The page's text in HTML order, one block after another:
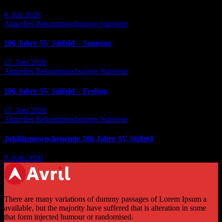
8. Juli 2026
Aktuelles Bekanntmachungen Startseite
106 Jahre SV Sülfeld – Samstag
17. Juni 2026
Aktuelles Bekanntmachungen Startseite
106 Jahre SV Sülfeld – Freitag
17. Juni 2026
Aktuelles Bekanntmachungen Startseite
Jubiläumswochenende 106 Jahre SV Sülfeld
9. Juni 2026
There are many variations of dummy passages of Lorem Ipsum a
available, but the majority have suffered that is alteration in some
that form injected humour or randomised.